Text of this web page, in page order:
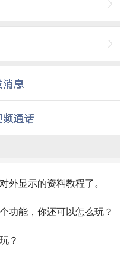
外显示的资料教程了。
功能，你还可以怎么玩？
？